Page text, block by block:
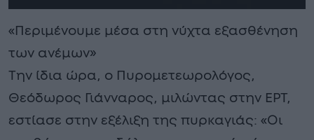
«Περιμένουμε μέσα στη νύχτα εξασθένηση
των ανέμων»
Την ίδια ώρα, ο Πυρομετεωρολόγος,
Θεόδωρος Γιάνναρος, μιλώντας στην ΕΡΤ,
εστίασε στην εξέλιξη της πυρκαγιάς: «Οι